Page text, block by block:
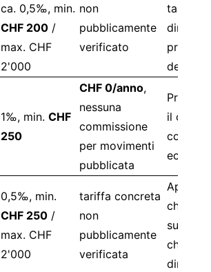
ca. 0,5‰, min.
CHF 200 /
max. CHF
2'000
non
pubblicamente
verificato
tariffa
prima
1‰, min. CHF
250
CHF 0/anno,
nessuna
commissione
per movimenti
pubblicata
il conto
0,5‰, min.
CHF 250 /
max. CHF
2'000
tariffa concreta
non
pubblicamente
verificata
chiara,
chiarire